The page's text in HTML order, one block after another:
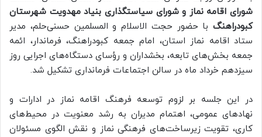
شورای اقامه نماز و شورای سیاستگذاری بنیاد مهدویت شهرستان
کبودراهنگ با حضور حجت الاسلام و المسلمین حسنی‌حلم، مدیر
ستاد اقامه نماز استان، امام جمعه کبودراهنگ، فرماندار، ائمه
جمعه بخش‌های تابعه، بخشداران و رؤسای دستگاه‌های اجرایی روز
سیزدهم خرداد ماه در سالن اجتماعات فرمانداری تشکیل شد.
در این جلسه بر لزوم توسعه فرهنگ اقامه نماز در ادارات و
نهادهای عمومی، اهتمام مدیران به رشد معنویت در محیط‌های
کاری، تقویت زیرساخت‌های فرهنگی نماز و نقش الگوی مسئولان